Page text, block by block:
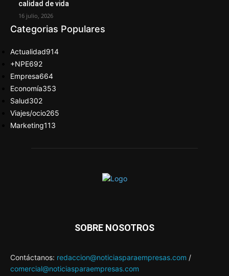
calidad de vida
16 julio, 2026
Categorias Populares
Actualidad914
+NPE692
Empresa664
Economía353
Salud302
Viajes/ocio265
Marketing113
SOBRE NOSOTROS
Contáctanos: redaccion@noticiasparaempresas.com /
comercial@noticiasparaempresas.com